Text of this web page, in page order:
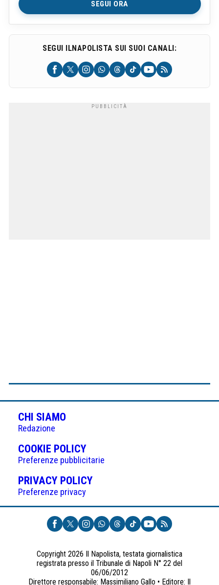
SEGUI ORA
SEGUI ILNAPOLISTA SUI SUOI CANALI:
CHI SIAMO
Redazione
COOKIE POLICY(APRE
IN
UNA
NUOVA
Preferenze pubblicitarie
PRIVACY POLICY(APRE
UNA
NUOVA
SCHEDA)
Preferenze privacy
Copyright 2026 Il Napolista, testata giornalistica
registrata presso il Tribunale di Napoli N° 22 del
06/06/2012
Direttore responsabile: Massimiliano Gallo • Editore: Il